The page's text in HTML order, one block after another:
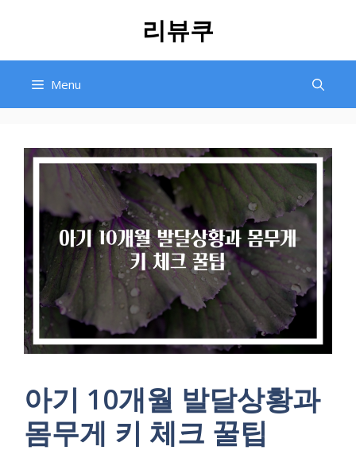
리뷰쿠
Menu
아기 10개월 발달상황과
몸무게 키 체크 꿀팁